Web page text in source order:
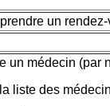
un
un médecin (par
liste des